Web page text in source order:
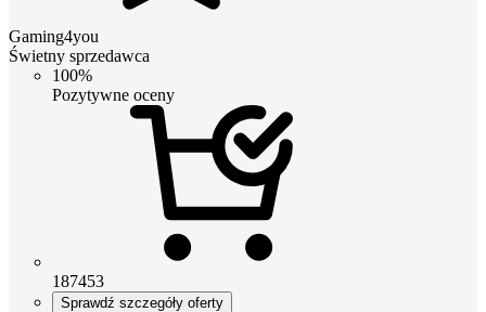
Gaming4you
Świetny sprzedawca
100%
Pozytywne oceny
187453
Sprawdź szczegóły oferty